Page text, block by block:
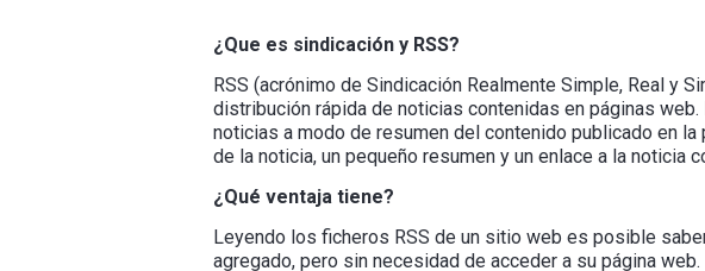
¿Que es sindicación y RSS?
RSS (acrónimo de Sindicación Realmente Simple, Real y
distribución rápida de noticias contenidas en páginas
noticias a modo de resumen del contenido publicado en
de la noticia, un pequeño resumen y un enlace a la noticia
¿Qué ventaja tiene?
Leyendo los ficheros RSS de un sitio web es posible
agregado, pero sin necesidad de acceder a su página web.